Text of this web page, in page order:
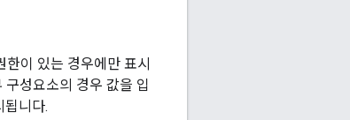
한이 있는 경우에만 표시
성요소의 경우 값을 입
됩니다.